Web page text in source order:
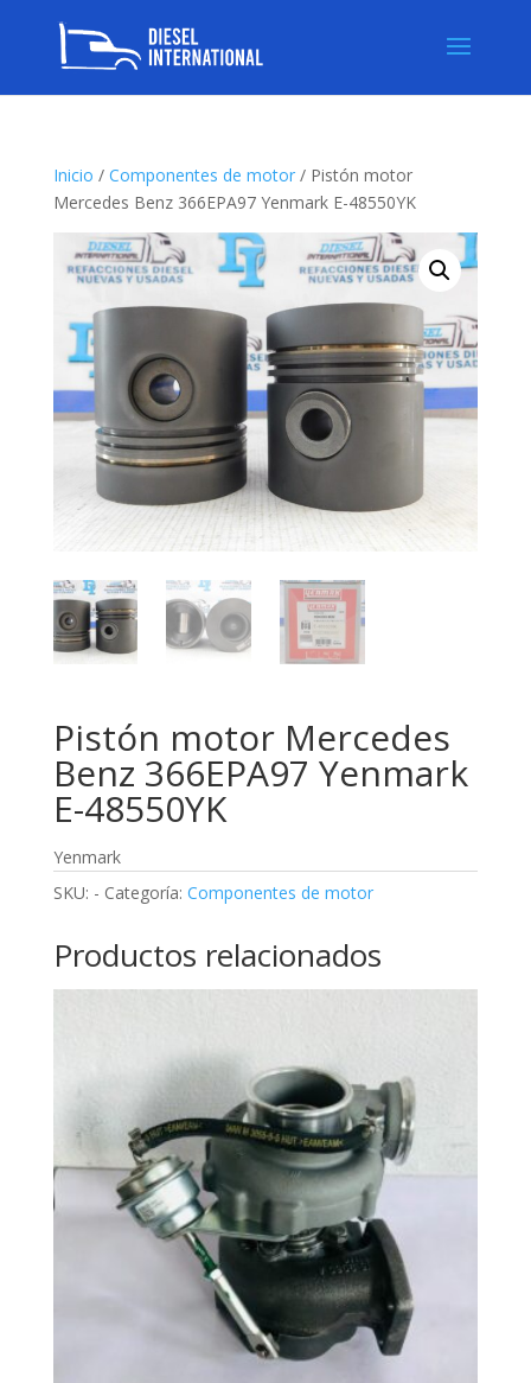
Inicio / Componentes de motor/ Pistón motor
Mercedes Benz 366EPA97 Yenmark E-48550YK
Pistón motor Mercedes
Benz 366EPA97 Yenmark
E-48550YK
Yenmark
SKU: - Categoría: Componentes de motor
Productos relacionados